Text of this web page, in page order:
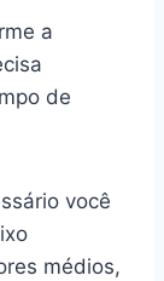
a
de
você
médios,